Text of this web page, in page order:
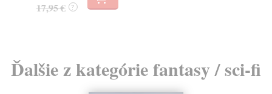
17,95 € ?
Ďalšie z kategórie fantasy / sci-fi